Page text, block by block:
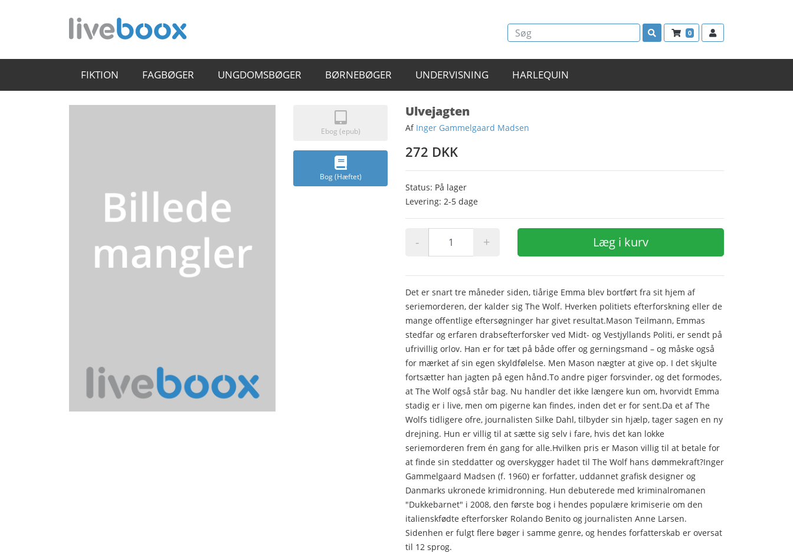
0
FIKTION FAGBØGER UNGDOMSBØGER BØRNEBØGER UNDERVISNING HARLEQUIN
Ebog (epub)
Bog (Hæftet)
Ulvejagten
Af Inger Gammelgaard Madsen
272 DKK
Status: På lager
Levering: 2-5 dage
- + Læg i kurv
Det er snart tre måneder siden, tiårige Emma blev bortført fra sit hjem af
seriemorderen, der kalder sig The Wolf. Hverken politiets efterforskning eller de
mange offentlige eftersøgninger har givet resultat.Mason Teilmann, Emmas
stedfar og erfaren drabsefterforsker ved Midt- og Vestjyllands Politi, er sendt på
ufrivillig orlov. Han er for tæt på både offer og gerningsmand – og måske også
for mærket af sin egen skyldfølelse. Men Mason nægter at give op. I det skjulte
fortsætter han jagten på egen hånd.To andre piger forsvinder, og det formodes,
at The Wolf også står bag. Nu handler det ikke længere kun om, hvorvidt Emma
stadig er i live, men om pigerne kan findes, inden det er for sent.Da et af The
Wolfs tidligere ofre, journalisten Silke Dahl, tilbyder sin hjælp, tager sagen en ny
drejning. Hun er villig til at sætte sig selv i fare, hvis det kan lokke
seriemorderen frem én gang for alle.Hvilken pris er Mason villig til at betale for
at finde sin steddatter og overskygger hadet til The Wolf hans dømmekraft?Inger
Gammelgaard Madsen (f. 1960) er forfatter, uddannet grafisk designer og
Danmarks ukronede krimidronning. Hun debuterede med kriminalromanen
"Dukkebarnet" i 2008, den første bog i hendes populære krimiserie om den
italienskfødte efterforsker Rolando Benito og journalisten Anne Larsen.
Sidenhen er fulgt flere bøger i samme genre, og hendes forfatterskab er oversat
til 12 sprog.